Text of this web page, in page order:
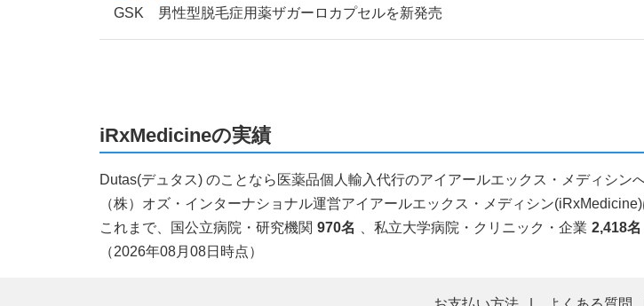
GSK 男性型脱毛症用薬ザガーロカプセルを新発売
iRxMedicineの実績
Dutas(デュタス) のことなら医薬品個人輸入代行のアイアールエックス・メディシンへ
（株）オズ・インターナショナル運営アイアールエックス・メディシン
これまで、国公立病院・研究機関 970名 、私立大学病院・クリニック・企業 2,418名
（2026年08月08日時点）